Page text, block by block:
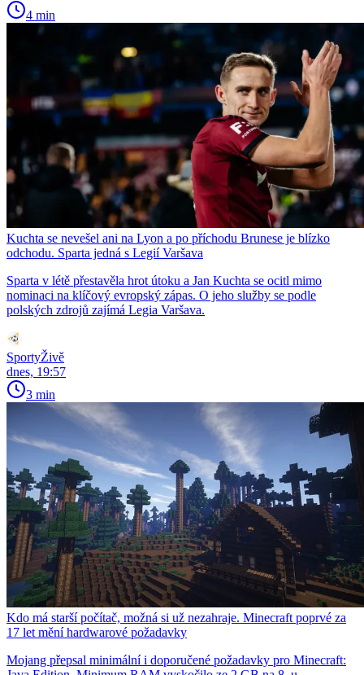
4 min
Kuchta se nevešel ani na Lyon a po příchodu Brunese je blízko
odchodu. Sparta jedná s Legií Varšava
Sparta v létě přestavěla hrot útoku a Jan Kuchta se ocitl mimo
nominaci na klíčový evropský zápas. O jeho služby se podle
polských zdrojů zajímá Legia Varšava.
SportyŽivě
dnes, 19:57
3 min
Kdo má starší počítač, možná si už nezahraje. Minecraft poprvé za
17 let mění hardwarové požadavky
Mojang přepsal minimální i doporučené požadavky pro Minecraft: